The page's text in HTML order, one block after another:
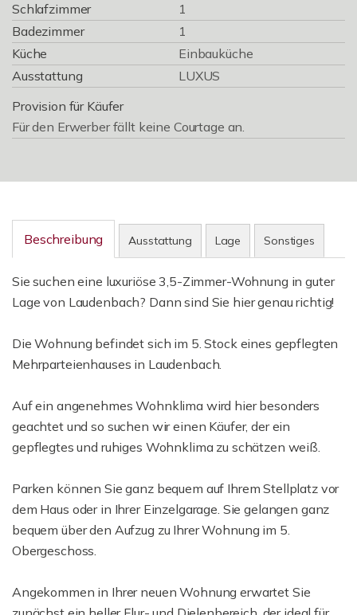
Schlafzimmer
1
Badezimmer
1
Küche
Einbauküche
Ausstattung
LUXUS
Provision für Käufer
Für den Erwerber fällt keine Courtage an.
Beschreibung Ausstattung Lage Sonstiges
Sie suchen eine luxuriöse 3,5-Zimmer-Wohnung in guter
Lage von Laudenbach? Dann sind Sie hier genau richtig!
Die Wohnung befindet sich im 5. Stock eines gepflegten
Mehrparteienhauses in Laudenbach.
Auf ein angenehmes Wohnklima wird hier besonders
geachtet und so suchen wir einen Käufer, der ein
gepflegtes und ruhiges Wohnklima zu schätzen weiß.
Parken können Sie ganz bequem auf Ihrem Stellplatz vor
dem Haus oder in Ihrer Einzelgarage. Sie gelangen ganz
bequem über den Aufzug zu Ihrer Wohnung im 5.
Obergeschoss.
Angekommen in Ihrer neuen Wohnung erwartet Sie